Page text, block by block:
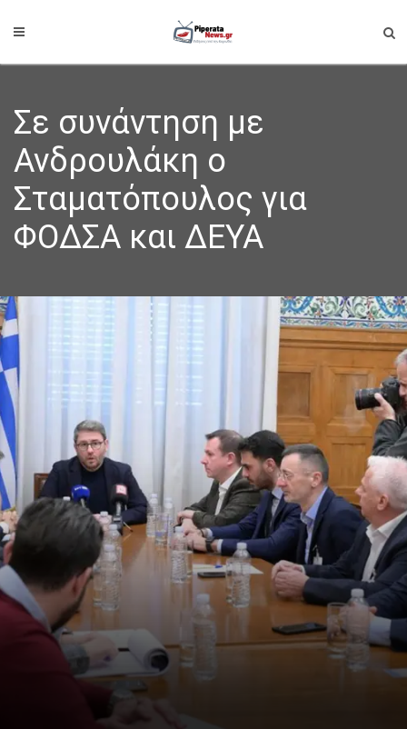
Σε συνάντηση με
Ανδρουλάκη ο
Σταματόπουλος για
ΦΟΔΣΑ και ΔΕΥΑ